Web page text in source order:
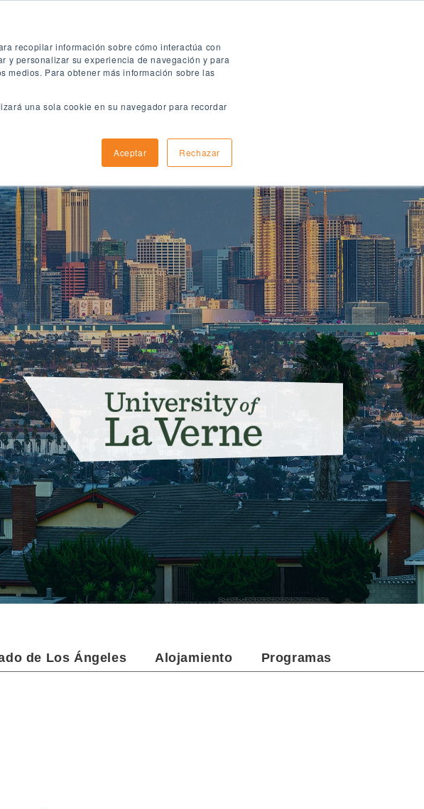
recopilar información sobre cómo interactúa con
y personalizar su experiencia de navegación y para
medios. Para obtener más información sobre las
una sola cookie en su navegador para recordar
Aceptar Rechazar
de Los Ángeles Alojamiento
Programas